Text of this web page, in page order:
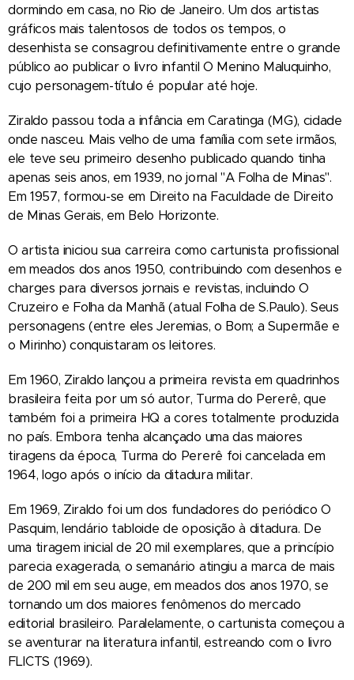
dormindo em casa, no Rio de Janeiro. Um dos artistas
gráficos mais talentosos de todos os tempos, o
desenhista se consagrou definitivamente entre o grande
público ao publicar o livro infantil O Menino Maluquinho,
cujo personagem-título é popular até hoje.
Ziraldo passou toda a infância em Caratinga (MG), cidade
onde nasceu. Mais velho de uma família com sete irmãos,
ele teve seu primeiro desenho publicado quando tinha
apenas seis anos, em 1939, no jornal "A Folha de Minas".
Em 1957, formou-se em Direito na Faculdade de Direito
de Minas Gerais, em Belo Horizonte.
O artista iniciou sua carreira como cartunista profissional
em meados dos anos 1950, contribuindo com desenhos e
charges para diversos jornais e revistas, incluindo O
Cruzeiro e Folha da Manhã (atual Folha de S.Paulo). Seus
personagens (entre eles Jeremias, o Bom; a Supermãe e
o Mirinho) conquistaram os leitores.
Em 1960, Ziraldo lançou a primeira revista em quadrinhos
brasileira feita por um só autor, Turma do Pererê, que
também foi a primeira HQ a cores totalmente produzida
no país. Embora tenha alcançado uma das maiores
tiragens da época, Turma do Pererê foi cancelada em
1964, logo após o início da ditadura militar.
Em 1969, Ziraldo foi um dos fundadores do periódico O
Pasquim, lendário tabloide de oposição à ditadura. De
uma tiragem inicial de 20 mil exemplares, que a princípio
parecia exagerada, o semanário atingiu a marca de mais
de 200 mil em seu auge, em meados dos anos 1970, se
tornando um dos maiores fenômenos do mercado
editorial brasileiro. Paralelamente, o cartunista começou a
se aventurar na literatura infantil, estreando com o livro
FLICTS (1969).